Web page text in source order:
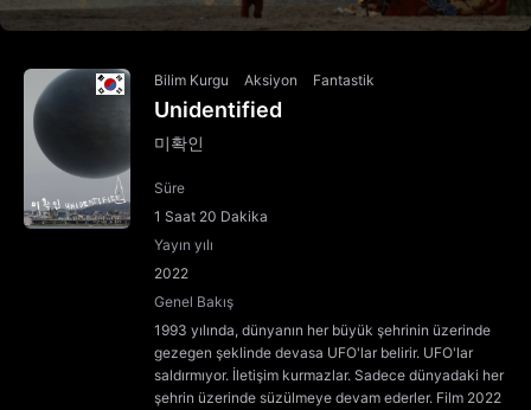
Bilim Kurgu Aksiyon Fantastik
Unidentified
미확인
Süre
1 Saat 20 Dakika
Yayın yılı
2022
Genel Bakış
1993 yılında, dünyanın her büyük şehrinin üzerinde
gezegen şeklinde devasa UFO'lar belirir. UFO'lar
saldırmıyor. İletişim kurmazlar. Sadece dünyadaki her
şehrin üzerinde süzülmeye devam ederler. Film 2022